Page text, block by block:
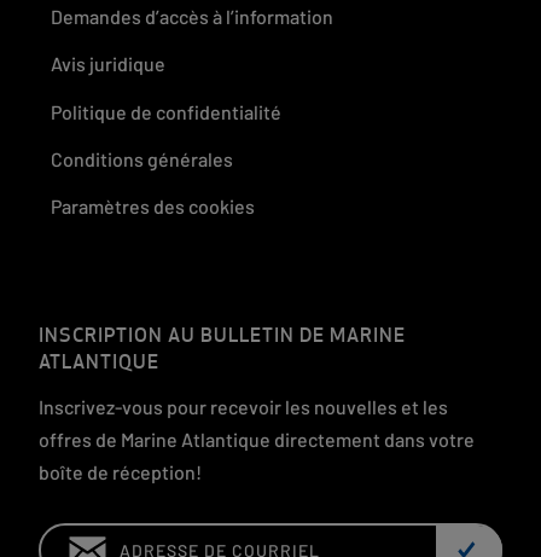
Demandes d’accès à l’information
Avis juridique
Politique de confidentialité
Conditions générales
Paramètres des cookies
INSCRIPTION AU BULLETIN DE MARINE
ATLANTIQUE
Inscrivez-vous pour recevoir les nouvelles et les
offres de Marine Atlantique directement dans votre
boîte de réception!
Email: